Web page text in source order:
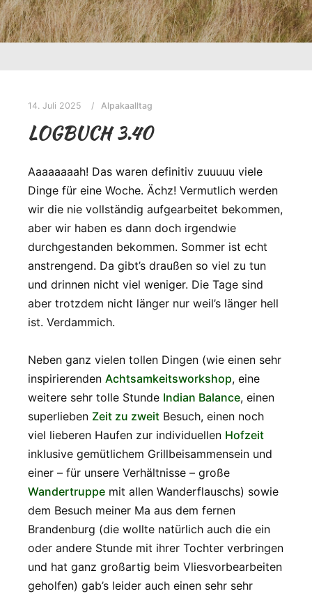
14. Juli 2025 Alpakaalltag
LOGBUCH 3.40
Aaaaaaaah! Das waren definitiv zuuuuu viele
Dinge für eine Woche. Ächz! Vermutlich werden
wir die nie vollständig aufgearbeitet bekommen,
aber wir haben es dann doch irgendwie
durchgestanden bekommen. Sommer ist echt
anstrengend. Da gibt’s draußen so viel zu tun
und drinnen nicht viel weniger. Die Tage sind
aber trotzdem nicht länger nur weil’s länger hell
ist. Verdammich.
Neben ganz vielen tollen Dingen (wie einen sehr
inspirierenden Achtsamkeitsworkshop, eine
weitere sehr tolle Stunde Indian Balance, einen
superlieben Zeit zu zweit Besuch, einen noch
viel lieberen Haufen zur individuellen Hofzeit
inklusive gemütlichem Grillbeisammensein und
einer – für unsere Verhältnisse – große
Wandertruppe mit allen Wanderflauschs) sowie
dem Besuch meiner Ma aus dem fernen
Brandenburg (die wollte natürlich auch die ein
oder andere Stunde mit ihrer Tochter verbringen
und hat ganz großartig beim Vliesvorbearbeiten
geholfen) gab’s leider auch einen sehr sehr